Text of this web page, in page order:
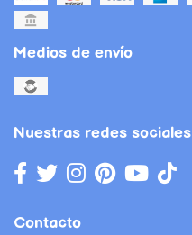
Medios de envío
Nuestras redes sociales
Contacto